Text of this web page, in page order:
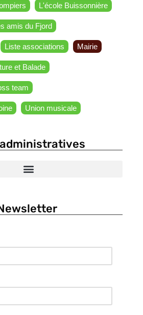
L'école Buissonnière
amis du Fjord
Liste associations Mairie
et Balade
team
Union musicale